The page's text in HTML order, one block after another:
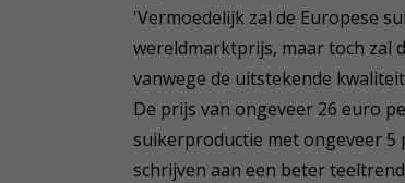
'Vermoedelijk zal de Europese
wereldmarktprijs, maar toch zal
vanwege de uitstekende
De prijs van ongeveer 26 euro
suikerproductie met ongeveer 5
schrijven aan een beter